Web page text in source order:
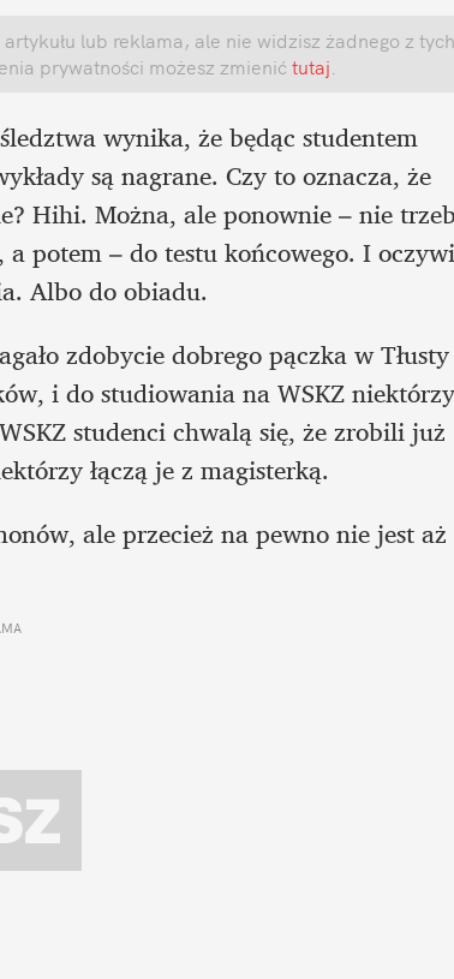
lub reklama, ale nie widzisz żadnego z tych
prywatności możesz zmienić tutaj.
wynika, że będąc studentem
są nagrane. Czy to oznacza, że
Hihi. Można, ale ponownie – nie
potem – do testu końcowego. I
Albo do obiadu.
zdobycie dobrego pączka w Tłusty
i do studiowania na WSKZ niektórzy
studenci chwalą się, że zrobili już
łączą je z magisterką.
ale przecież na pewno nie jest